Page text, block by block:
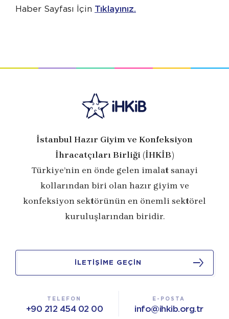
Haber Sayfası İçin Tıklayınız.
İstanbul Hazır Giyim ve Konfeksiyon
İhracatçıları Birliği (İHKİB)
Türkiye’nin en önde gelen imalat sanayi
kollarından biri olan hazır giyim ve
konfeksiyon sektörünün en önemli sektörel
kuruluşlarından biridir.
İLETİŞİME GEÇİN
TELEFON
+90 212 454 02 00
E-POSTA
info@ihkib.org.tr